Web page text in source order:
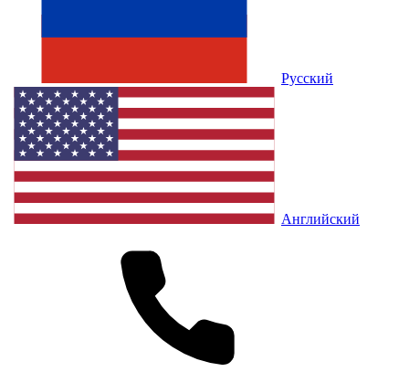
Русский
Английский